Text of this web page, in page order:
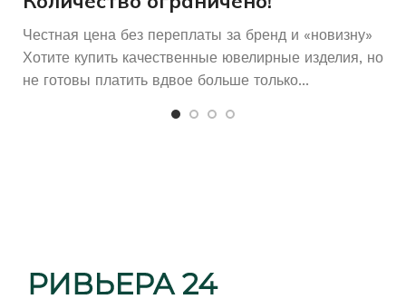
Честная цена без переплаты за бренд и «новизну»
Хотите купить качественные ювелирные изделия, но
не готовы платить вдвое больше только...